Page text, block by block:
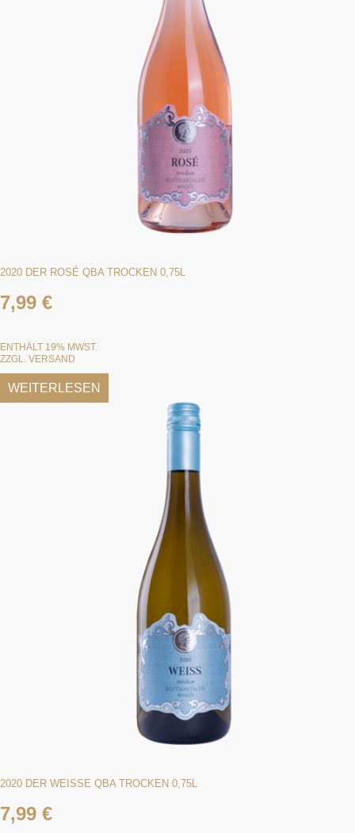
2020 DER ROSÉ QBA TROCKEN 0,75L
7,99 €
ENTHÄLT 19% MWST.
ZZGL. VERSAND
WEITERLESEN
2020 DER WEISSE QBA TROCKEN 0,75L
7,99 €